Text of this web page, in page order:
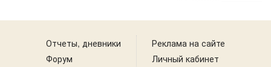
Отчеты, дневники
Форум
Реклама на сайте
Личный кабинет